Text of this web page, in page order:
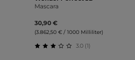
Mascara
30,90 €
(3.862,50 € / 1000 Milliliter)
3.0 (1)